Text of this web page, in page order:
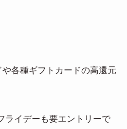
各種ギフトカードの高還元
ライデーも要エントリーで